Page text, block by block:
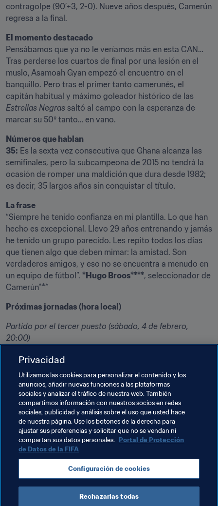
contragolpe (90’+3, 2-0). Nueve años después, Camerún
regresa a la final.
El momento destacado
Pensábamos que ya no le veríamos más en esta CAN…
Tras perderse los cuartos de final por una lesión en el
muslo, Asamoah Gyan empezó el encuentro en el
banquillo. Pero tras el primer tanto camerunés, el
Estrellas Negras saltó al campo con la esperanza de
marcar su 50º tanto… en vano.
Números que hablan
35: Es la sexta vez consecutiva que Ghana alcanza las
semifinales, pero la subcampeona de 2015 no tendrá la
ocasión de romper una maldición que dura desde 1982;
es decir, 35 largos años sin conquistar el título.
La frase
“Siempre he tenido confianza en mi plantilla. Lo que han
hecho es excepcional. Llevo 29 años entrenando y jamás
he tenido un grupo parecido. Les repito todos los días
que tienen algo que deben mimar: la amistad. Son
verdaderos amigos, y eso no se encuentra a menudo en
un equipo de fútbol”. *Hugo Broos****, seleccionador de
Camerún***
Próximas jornadas (hora local)
Partido por el tercer puesto (sábado, 4 de febrero,
Egipto - Camerún
El campeón de la Copa Africana de Naciones de la CAF
Gabón 2017 representará al continente en la Copa FIFA
Confederaciones Rusia 2017.
Temas relacionados
Cameroon Ghana CAF
Privacidad
Utilizamos las cookies para personalizar el contenido y los
anuncios, añadir nuevas funciones a las plataformas
sociales y analizar el tráfico de nuestra web. También
compartimos información con nuestros socios en redes
sociales, publicidad y análisis sobre el uso que usted hace
de nuestra página. Use los botones de la derecha para
ajustar sus preferencias y solicitar que no se vendan ni
compartan sus datos personales. Portal de Protección
de Datos de la FIFA
Configuración de cookies
Rechazarlas todas